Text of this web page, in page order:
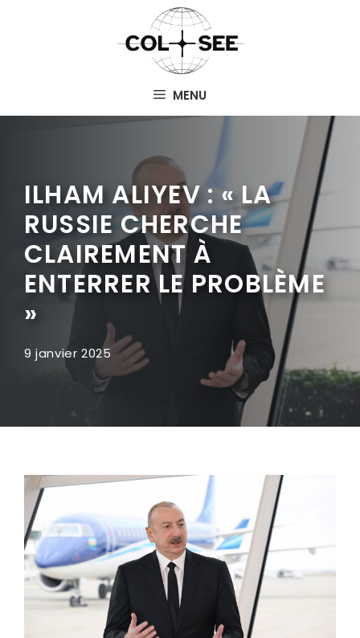
MENU
ILHAM ALIYEV : « LA
RUSSIE CHERCHE
CLAIREMENT À
ENTERRER LE PROBLÈME
»
9 janvier 2025